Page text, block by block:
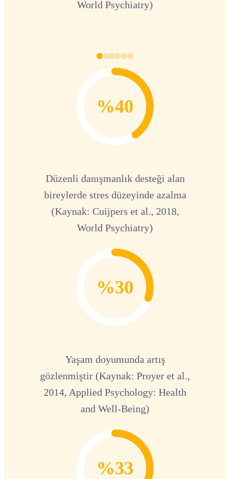
World Psychiatry)
%40
Düzenli danışmanlık desteği alan
bireylerde stres düzeyinde azalma
(Kaynak: Cuijpers et al., 2018,
World Psychiatry)
%30
Yaşam doyumunda artış
gözlenmiştir (Kaynak: Proyer et al.,
2014, Applied Psychology: Health
and Well-Being)
%33